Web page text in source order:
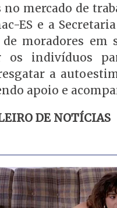
mercado de
ES e a
moradores
os indivíduos
a
apoio e
DE NOTÍCIAS